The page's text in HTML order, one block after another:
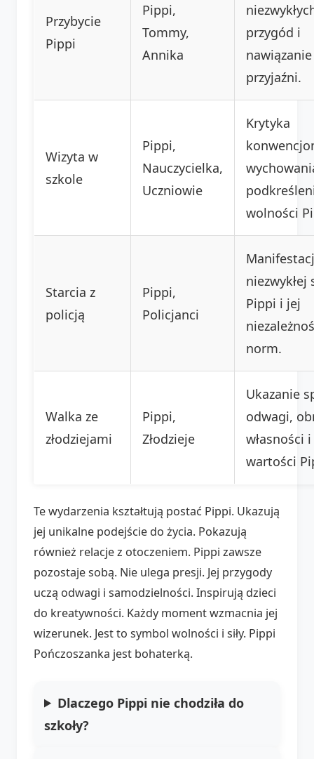
Przybycie
Pippi
Pippi,
Tommy,
Annika
przygód i
nawiązanie
przyjaźni.
Wizyta w
szkole
Pippi,
Nauczycielka,
Uczniowie
Krytyka
wolności
Starcia z
policją
Pippi,
Policjanci
niezwykłej
Pippi i jej
norm.
Walka ze
złodziejami
Pippi,
Złodzieje
Ukazanie
odwagi,
własności i
wartości
Te wydarzenia kształtują postać Pippi. Ukazują
jej unikalne podejście do życia. Pokazują
również relacje z otoczeniem. Pippi zawsze
pozostaje sobą. Nie ulega presji. Jej przygody
uczą odwagi i samodzielności. Inspirują dzieci
do kreatywności. Każdy moment wzmacnia jej
wizerunek. Jest to symbol wolności i siły. Pippi
Pończoszanka jest bohaterką.
Dlaczego Pippi nie chodziła do
szkoły?